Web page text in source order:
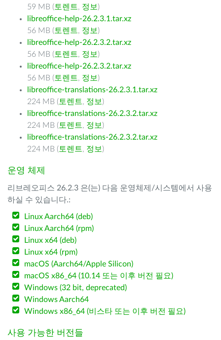
59 MB ( 토렌트, 정보 )
libreoffice-help-26.2.3.1.tar.xz
56 MB ( 토렌트, 정보 )
libreoffice-help-26.2.3.2.tar.xz
56 MB ( 토렌트, 정보 )
libreoffice-help-26.2.3.2.tar.xz
56 MB ( 토렌트, 정보 )
libreoffice-translations-26.2.3.1.tar.xz
224 MB ( 토렌트, 정보 )
libreoffice-translations-26.2.3.2.tar.xz
224 MB ( 토렌트, 정보 )
libreoffice-translations-26.2.3.2.tar.xz
224 MB ( 토렌트, 정보 )
운영 체제
리브레오피스 26.2.3 은(는) 다음 운영체제/시스템에서 사용
하실 수 있습니다.:
Linux Aarch64 (deb)
Linux Aarch64 (rpm)
Linux x64 (deb)
Linux x64 (rpm)
macOS (Aarch64/Apple Silicon)
macOS x86_64 (10.14 또는 이후 버전 필요)
Windows (32 bit, deprecated)
Windows Aarch64
Windows x86_64 (비스타 또는 이후 버전 필요)
사용 가능한 버전들